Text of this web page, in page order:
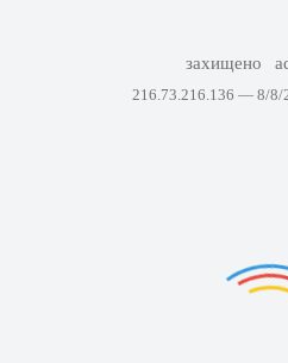
захищено
216.73.216.136 — 8/8/